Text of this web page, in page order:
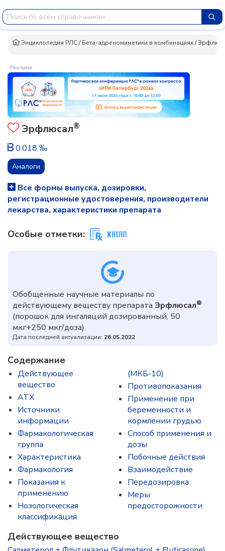
Энциклопедия РЛС/Бета-адреномиметики в комбинациях/
Реклама
Эрфлюсал®
0.018 ‰
Аналоги
Все формы выпуска, дозировки,
регистрационные удостоверения, производители
лекарства, характеристики препарата
Особые отметки:
Обобщенные научные материалы по
действующему веществу препарата Эрфлюсал®
(порошок для ингаляций дозированный, 50
мкг+250 мкг/доза)
Дата последней актуализации: 26.05.2022
Содержание
Действующее
вещество
ATX
Источники
информации
Фармакологическая
группа
Характеристика
Фармакология
Показания к
применению
Нозологическая
классификация
(МКБ-10)
Противопоказания
Применение при
беременности и
кормлении грудью
Способ применения и
дозы
Побочные действия
Взаимодействие
Передозировка
Меры
предосторожности
Действующее вещество